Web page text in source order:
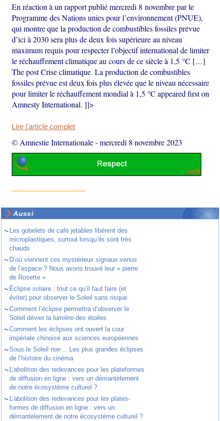
En réaction à un rapport publié mercredi 8 novembre par le
Programme des Nations unies pour l’environnement (PNUE),
qui montre que la production de combustibles fossiles prévue
d’ici à 2030 sera plus de deux fois supérieure au niveau
maximum requis pour respecter l’objectif international de limiter
le réchauffement climatique au cours de ce siècle à 1,5 °C […]
The post Crise climatique. La production de combustibles
fossiles prévue est deux fois plus élevée que le niveau nécessaire
pour limiter le réchauffement mondial à 1,5 °C appeared first on
Amnesty International. ]]>
Lire l'article complet
© Amnestie Internationale-mercredi 8 novembre 2023
Aussi
~ Les gobelets de café jetables libèrent des
microplastiques, surtout lorsqu’ils sont très
chauds
~ D’où viennent ces mystérieux signaux venus
de l’espace ? Nous avons trouvé leur « pierre
de Rosette »
~ Éclipse solaire : tout ce qu’il faut faire (et
éviter) pour observer le Soleil sans risque
~Comment l’éclipse permettra d’observer le
Soleil dévier la lumière des étoiles
~Comment les éclipses ont ouvert la cour
impériale chinoise aux sciences européennes
~Sous le Soleil noir… Les plus grandes éclipses
de l’histoire du cinéma
~ L’abolition des redevances pour les plateformes
de diffusion en ligne : vers un démantèlement
de notre écosystème culturel ?
~ L’abolition des redevances pour les plates-
formes de diffusion en ligne : vers un
démantèlement de notre écosystème culturel ?